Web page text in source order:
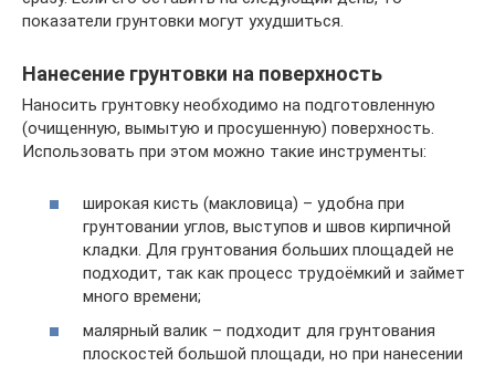
показатели грунтовки могут ухудшиться.
Нанесение грунтовки на поверхность
Наносить грунтовку необходимо на подготовленную
(очищенную, вымытую и просушенную) поверхность.
Использовать при этом можно такие инструменты:
широкая кисть (макловица) – удобна при
грунтовании углов, выступов и швов кирпичной
кладки. Для грунтования больших площадей не
подходит, так как процесс трудоёмкий и займет
много времени;
малярный валик – подходит для грунтования
плоскостей большой площади, но при нанесении